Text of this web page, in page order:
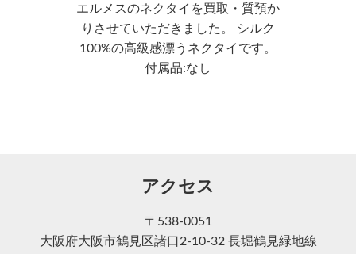
エルメスのネクタイを買取・質預か
りさせていただきました。 シルク
100%の高級感漂うネクタイです。
付属品:なし
アクセス
〒538-0051
大阪府大阪市鶴見区諸口2-10-32 長堀鶴見緑地線